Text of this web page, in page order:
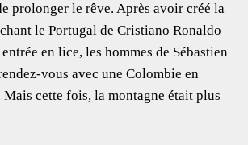
prolonger le rêve. Après avoir créé la
le Portugal de Cristiano Ronaldo
en lice, les hommes de Sébastien
vous avec une Colombie en
cette fois, la montagne était plus